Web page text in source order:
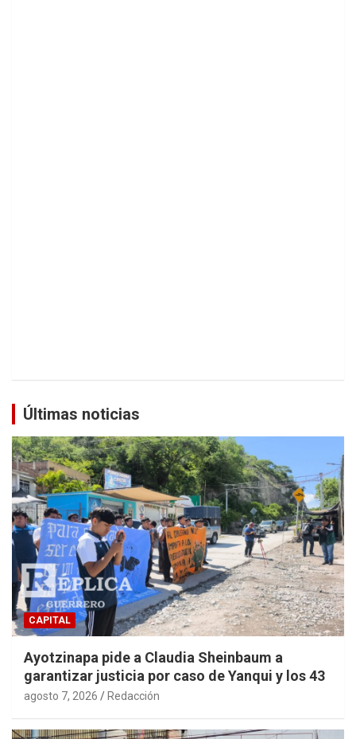
Últimas noticias
CAPITAL
Ayotzinapa pide a Claudia Sheinbaum a
garantizar justicia por caso de Yanqui y los 43
agosto 7, 2026 Redacción